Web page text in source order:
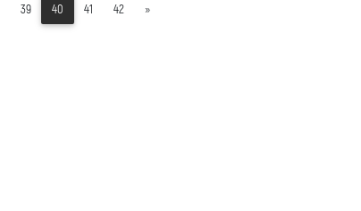
39 40 41 42 »